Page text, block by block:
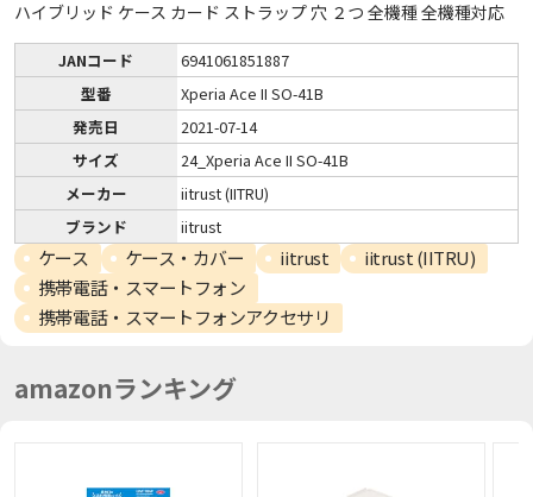
ハイブリッド ケース カード ストラップ 穴 ２つ 全機種 全機種対応
JANコード
6941061851887
型番
Xperia Ace II SO-41B
発売日
2021-07-14
サイズ
24_Xperia Ace II SO-41B
メーカー
iitrust (IITRU)
ブランド
iitrust
ケース ケース・カバー iitrust
iitrust (IITRU)
携帯電話・スマートフォン
携帯電話・スマートフォンアクセサリ
amazonランキング